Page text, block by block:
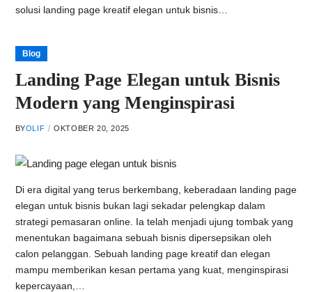
solusi landing page kreatif elegan untuk bisnis…
Blog
Landing Page Elegan untuk Bisnis
Modern yang Menginspirasi
BYOLIF OKTOBER 20, 2025
Di era digital yang terus berkembang, keberadaan landing page
elegan untuk bisnis bukan lagi sekadar pelengkap dalam
strategi pemasaran online. Ia telah menjadi ujung tombak yang
menentukan bagaimana sebuah bisnis dipersepsikan oleh
calon pelanggan. Sebuah landing page kreatif dan elegan
mampu memberikan kesan pertama yang kuat, menginspirasi
kepercayaan,…